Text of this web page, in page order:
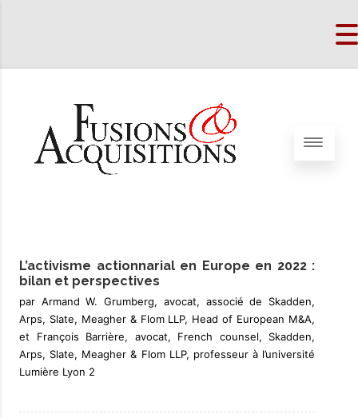
L’activisme actionnarial en Europe en 2022 :
bilan et perspectives
par Armand W. Grumberg, avocat, associé de Skadden,
Arps, Slate, Meagher & Flom LLP, Head of European M&A,
et François Barrière, avocat, French counsel, Skadden,
Arps, Slate, Meagher & Flom LLP, professeur à l’université
Lumière Lyon 2